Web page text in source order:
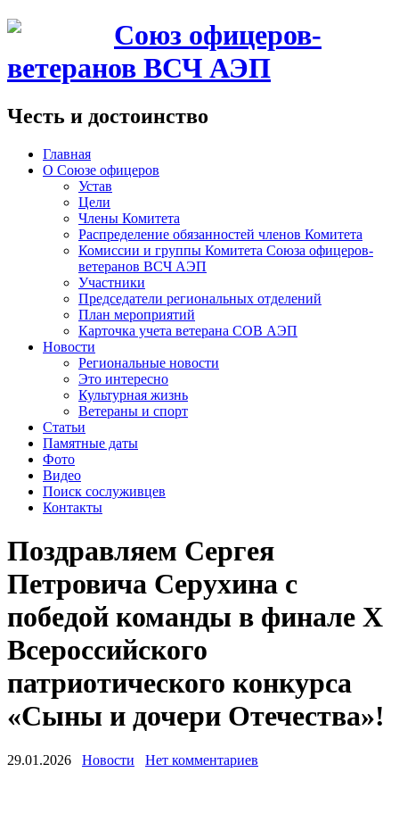
Союз офицеров-
ветеранов ВСЧ АЭП
Честь и достоинство
Главная
О Союзе офицеров
Устав
Цели
Члены Комитета
Распределение обязанностей членов Комитета
Комиссии и группы Комитета Союза офицеров-
ветеранов ВСЧ АЭП
Участники
Председатели региональных отделений
План мероприятий
Карточка учета ветерана CОВ АЭП
Новости
Региональные новости
Это интересно
Культурная жизнь
Ветераны и спорт
Статьи
Памятные даты
Фото
Видео
Поиск сослуживцев
Контакты
Поздравляем Сергея
Петровича Серухина с
победой команды в финале X
Всероссийского
патриотического конкурса
«Сыны и дочери Отечества»!
29.01.2026 Новости Нет комментариев